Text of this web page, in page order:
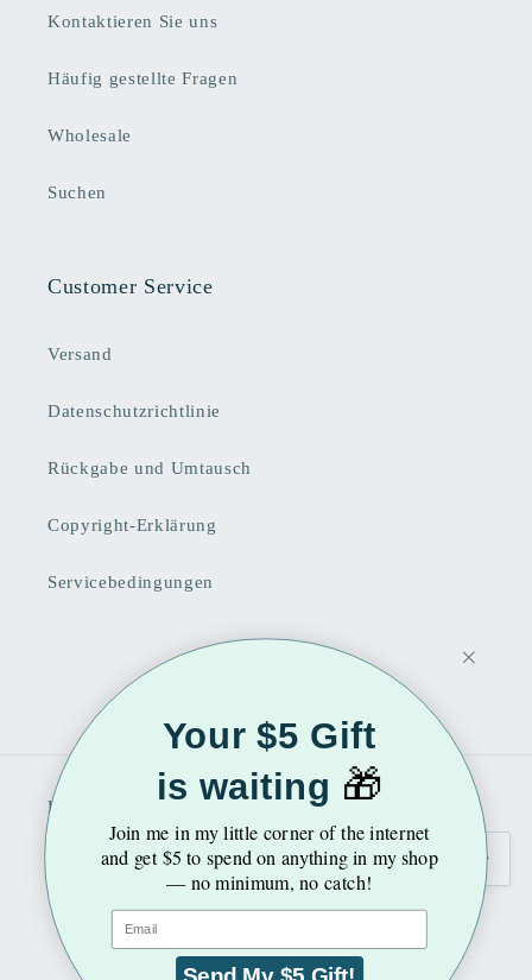
Kontaktieren Sie uns
Häufig gestellte Fragen
Wholesale
Suchen
Customer Service
Versand
Datenschutzrichtlinie
Rückgabe und Umtausch
Copyright-Erklärung
Servicebedingungen
Land/Region
Vereinigte Staaten | USD $ Deutsch
Zahlungsmethoden
Your $5 Gift
is waiting 🎁
Join mein my little corner of the internet
and get $5 to spend on anything in my shop
— no minimum, no catch!
Email